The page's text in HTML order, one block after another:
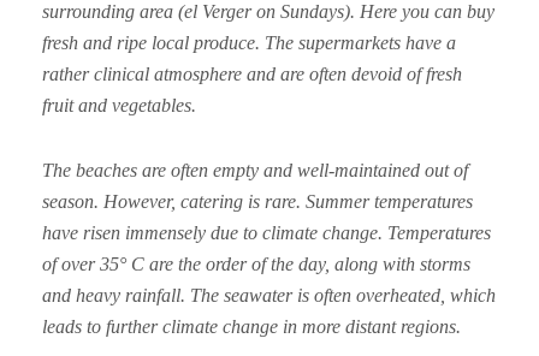
surrounding area (el Verger on Sundays). Here you can buy
fresh and ripe local produce. The supermarkets have a
rather clinical atmosphere and are often devoid of fresh
fruit and vegetables.
The beaches are often empty and well-maintained out of
season. However, catering is rare. Summer temperatures
have risen immensely due to climate change. Temperatures
of over 35° C are the order of the day, along with storms
and heavy rainfall. The seawater is often overheated, which
leads to further climate change in more distant regions.